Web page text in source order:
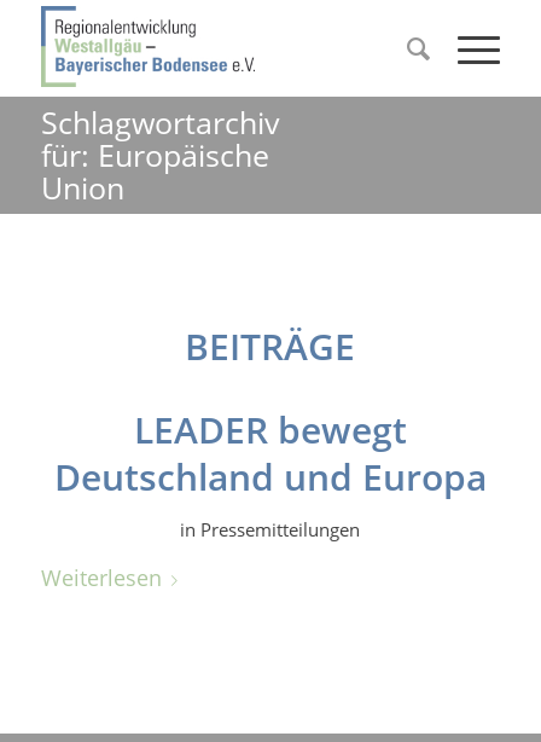
Schlagwortarchiv
für: Europäische
Union
BEITRÄGE
LEADER bewegt
Deutschland und Europa
in Pressemitteilungen
Weiterlesen